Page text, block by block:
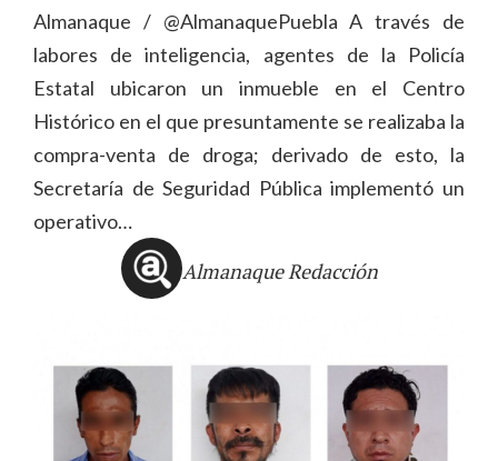
Almanaque / @AlmanaquePuebla A través de
labores de inteligencia, agentes de la Policía
Estatal ubicaron un inmueble en el Centro
Histórico en el que presuntamente se realizaba la
compra-venta de droga; derivado de esto, la
Secretaría de Seguridad Pública implementó un
operativo…
Almanaque Redacción